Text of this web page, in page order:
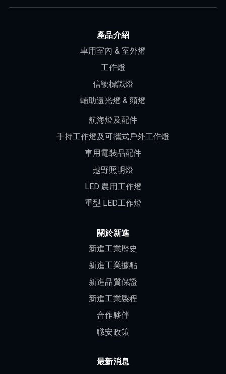
產品介紹
車用室內 & 室外燈
工作燈
信號標識燈
輔助遠光燈 & 頭燈
航海燈及配件
手持工作燈及可攜式戶外工作燈
車用電裝品配件
越野照明燈
LED 農用工作燈
重型 LED工作燈
關於新進
新進工業歷史
新進工業據點
新進品質保證
新進工業製程
合作夥伴
職安政策
最新消息